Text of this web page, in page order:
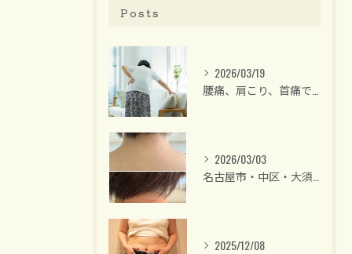
Posts
2026/03/19
2026/03/03
2025/12/08